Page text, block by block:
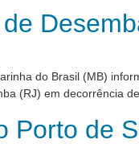
do Brasil (MB)
(RJ) em decorrência
Porto de